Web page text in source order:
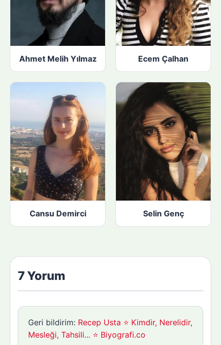
Ahmet Melih Yılmaz Ecem Çalhan
Cansu Demirci Selin Genç
7 Yorum
Geri bildirim: Recep Usta ⭐ Kimdir, Nerelidir,
Mesleği, Tahsili... ⭐ Biyografi.co